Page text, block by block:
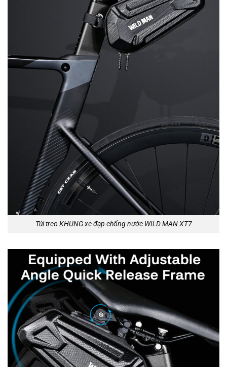
Túi treo KHUNG xe đạp chống nước WILD MAN XT7